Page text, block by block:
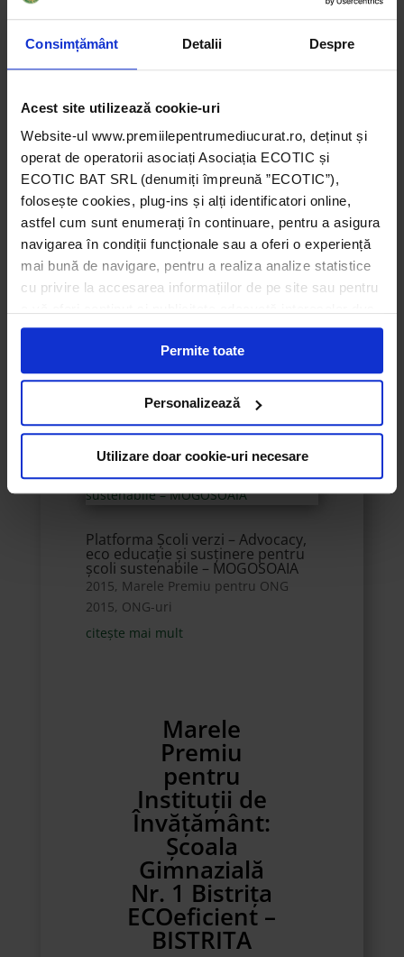
Consimțământ Detalii Despre
Acest site utilizează cookie-uri
Website-ul www.premiilepentrumediucurat.ro, deținut și
operat de operatorii asociați Asociația ECOTIC și
ECOTIC BAT SRL (denumiți împreună ”ECOTIC”),
folosește cookies, plug-ins și alți identificatori online,
astfel cum sunt enumerați în continuare, pentru a asigura
navigarea în condiții funcționale sau a oferi o experiență
mai bună de navigare, pentru a realiza analize statistice
cu privire la accesarea informațiilor de pe site sau pentru
Unii din acești identificatori online sunt plasați de către
ECOTIC (cookie-uri primare), alții sunt cookie-uri dintr-un
domeniu diferit de domeniul site-ului web pe care îl
vizitați (cookie-uri terțe). Găsiți în ferestrele Detalii și
posibilitatea de a vă exprima consimțământul cu privire la
Permite toate
Personalizează
Utilizare doar cookie-uri necesare
Marele
Premiu
pentru ONG:
Asociația
Greenitiative
Platforma
Școli verzi –
Advocacy, eco
educație și
susținere
pentru școli
sustenabile –
MOGOSOAIA
Platforma Școli verzi – Advocacy,
eco educație și susținere pentru
școli sustenabile – MOGOSOAIA
2015, Marele Premiu pentru ONG
2015, ONG-uri
citește mai mult
Marele
Premiu
pentru
Instituții de
Învățământ:
Școala
Gimnazială
Nr. 1 Bistrița
ECOeficient –
BISTRITA